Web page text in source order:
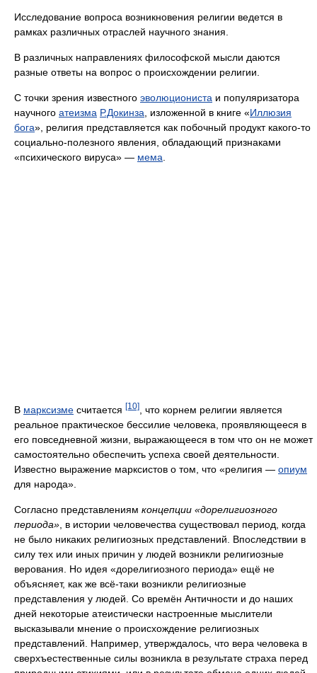
Исследование вопроса возникновения религии ведется в
рамках различных отраслей научного знания.
В различных направлениях философской мысли даются
разные ответы на вопрос о происхождении религии.
С точки зрения известного эволюциониста и популяризатора
научного атеизма Р.Докинза, изложенной в книге «Иллюзия
бога», религия представляется как побочный продукт какого-то
социально-полезного явления, обладающий признаками
«психического вируса» — мема.
В марксизме считается [10]
, что корнем религии является
реальное практическое бессилие человека, проявляющееся в
его повседневной жизни, выражающееся в том что он не может
самостоятельно обеспечить успеха своей деятельности.
Известно выражение марксистов о том, что «религия — опиум
для народа».
Согласно представлениям концепции «дорелигиозного
периода» , в истории человечества существовал период, когда
не было никаких религиозных представлений. Впоследствии в
силу тех или иных причин у людей возникли религиозные
верования. Но идея «дорелигиозного периода» ещё не
объясняет, как же всё-таки возникли религиозные
представления у людей. Со времён Античности и до наших
дней некоторые атеистически настроенные мыслители
высказывали мнение о происхождение религиозных
представлений. Например, утверждалось, что вера человека в
сверхъестественные силы возникла в результате страха перед